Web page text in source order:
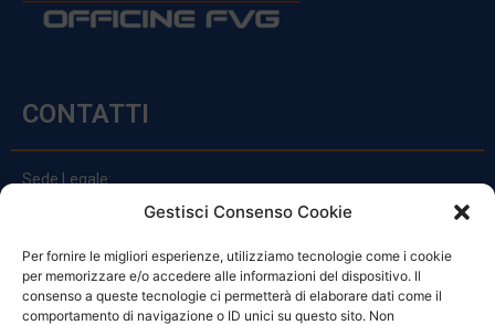
Gestisci Consenso Cookie
Per fornire le migliori esperienze, utilizziamo tecnologie come i cookie
per memorizzare e/o accedere alle informazioni del dispositivo. Il
consenso a queste tecnologie ci permetterà di elaborare dati come il
comportamento di navigazione o ID unici su questo sito. Non
CONTATTI
Sede Legale:
Via Principe Di Udine 144
clienti@officinefvg.it
info@officinefvg.it
posta@officinefvgpec.It